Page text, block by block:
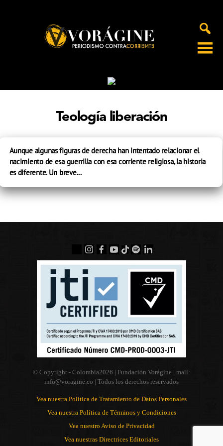
Teología liberación
Aunque algunas figuras de derecha han intentado relacionar el
nacimiento de esa guerrilla con esa corriente religiosa, la historia
es diferente. Un breve...
© Copyright - Colombia2026 | Fundación Vorágine | mail:
info@voragine.co | Todos los derechos reservados
Vea nuestra Política de Tratamiento de Datos Personales
Vea nuestra Política de Términos y Condiciones
Vea nuestro Aviso de Privacidad
Vea nuestras Directrices Editoriales